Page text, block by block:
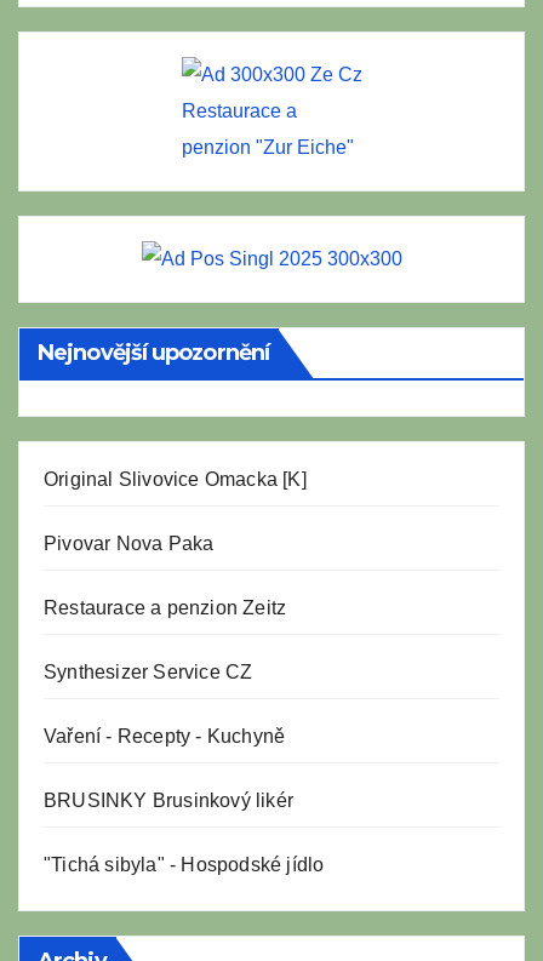
Restaurace a
penzion "Zur Eiche"
Nejnovější upozornění
Original Slivovice Omacka [K]
Pivovar Nova Paka
Restaurace a penzion Zeitz
Synthesizer Service CZ
Vaření - Recepty - Kuchyně
BRUSINKY Brusinkový likér
"Tichá sibyla" - Hospodské jídlo